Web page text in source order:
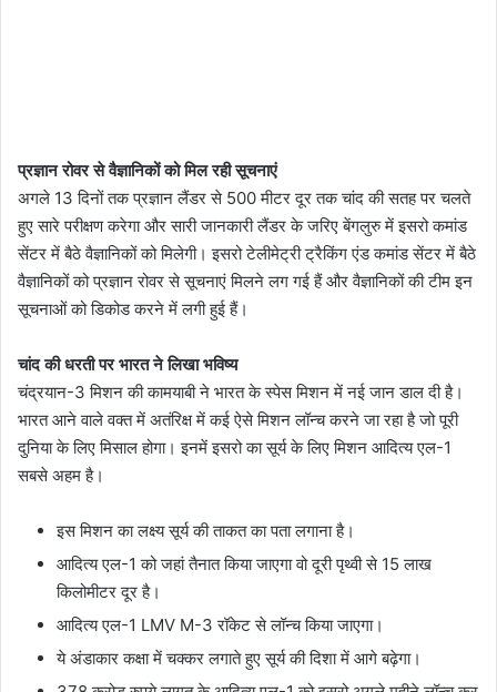
प्रज्ञान रोवर से वैज्ञानिकों को मिल रही सूचनाएं
अगले 13 दिनों तक प्रज्ञान लैंडर से 500 मीटर दूर तक चांद की सतह पर चलते
हुए सारे परीक्षण करेगा और सारी जानकारी लैंडर के जरिए बेंगलुरु में इसरो कमांड
सेंटर में बैठे वैज्ञानिकों को मिलेगी। इसरो टेलीमेट्री ट्रैकिंग एंड कमांड सेंटर में बैठे
वैज्ञानिकों को प्रज्ञान रोवर से सूचनाएं मिलने लग गई हैं और वैज्ञानिकों की टीम इन
सूचनाओं को डिकोड करने में लगी हुई हैं।
चांद की धरती पर भारत ने लिखा भविष्य
चंद्रयान-3 मिशन की कामयाबी ने भारत के स्पेस मिशन में नई जान डाल दी है।
भारत आने वाले वक्त में अतंरिक्ष में कई ऐसे मिशन लॉन्च करने जा रहा है जो पूरी
दुनिया के लिए मिसाल होगा। इनमें इसरो का सूर्य के लिए मिशन आदित्य एल-1
सबसे अहम है।
इस मिशन का लक्ष्य सूर्य की ताकत का पता लगाना है।
आदित्य एल-1 को जहां तैनात किया जाएगा वो दूरी पृथ्वी से 15 लाख
किलोमीटर दूर है।
आदित्य एल-1 LMV M-3 रॉकेट से लॉन्च किया जाएगा।
ये अंडाकार कक्षा में चक्कर लगाते हुए सूर्य की दिशा में आगे बढ़ेगा।